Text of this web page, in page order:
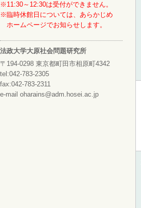
※11:30～12:30は受付ができません。
※臨時休館日については、あらかじめ
ホームページでお知らせします。
法政大学大原社会問題研究所
〒194-0298 東京都町田市相原町4342
tel:042-783-2305
fax:042-783-2311
e-mail oharains@adm.hosei.ac.jp